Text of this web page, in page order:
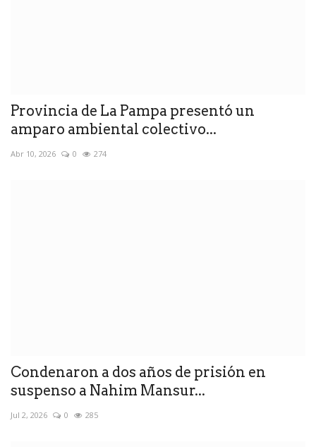
Provincia de La Pampa presentó un
amparo ambiental colectivo...
Abr 10, 2026 0 274
Condenaron a dos años de prisión en
suspenso a Nahim Mansur...
Jul 2, 2026 0 285